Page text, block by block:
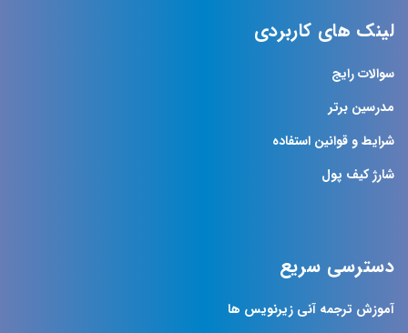
لینک های کاربردی
سوالات رایج
مدرسین برتر
شرایط و قوانین استفاده
شارژ کیف پول
دسترسی سریع
آموزش ترجمه آنی زیرنویس ها